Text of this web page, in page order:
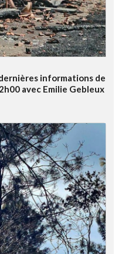
informations de
avec Emilie Gebleux